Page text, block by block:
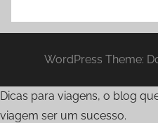
WordPress Theme:
Dicas para viagens, o blog
viagem ser um sucesso.